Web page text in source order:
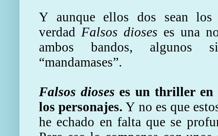
Y aunque ellos dos sean los
verdad Falsos dioses es una
ambos bandos, algunos
“mandamases”.
Falsos dioses es un thriller en
los personajes. Y no es que
he echado en falta que se